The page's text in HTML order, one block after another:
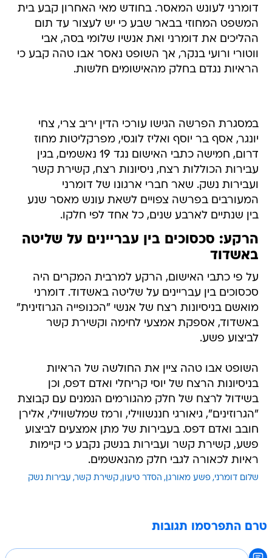
דומרני לעונש המאסר. בחודש מאי האחרון קבע בית
המשפט המחוזי בבאר שבע כי יש לעצור עד תום
ההליכים את דומרני ואת אנשיו שלומי בסה, אבי
ווטורי ורועי בנקר, אך השופט נאסר אבו טהה קבע כי
הראיות נגדם בחלק מהאישומים חלשות.
במסגרת הפרשה הגישו עורכי הדין יריב צרי, צחי
יונגר, אסף בר יוסף ואליז לוגסי, מפרקליטות מחוז
דרום, חמישה כתבי האישום נגד 19 נאשמים, בגין
עבירות הכוללות רצח, ניסיונות רצח, קשירת קשר
ועבירות נשק. שאר חברי ארגונו של דומרני
המעורבים בפרשה צפויים לשאת עונש מאסר שנע
בין שנתיים לארבע שנים, כל אחד לפי חלקו.
הרקע: סכסוכים בין עבריינים על שליטה
באשדוד
על פי כתבי האישום, הרקע למרבית המקרים היה
סכסוכים בין עבריינים על שליטה באשדוד. דומרני
מואשם בניסיונות רצח של אנשי "הכנופייה הגרוזינית"
באשדוד, אספקת אמצעי לחימה וקשירת קשר
לביצוע פשע.
השופט אבו טהה ציין את החולשה של הראיות
בניסיונות הרצח של יוסי קריחלי ואדם דפס, וכן
בשידול לרצח של חלק מהגורמים הנמנים עם קבוצת
"הגרוזינים", גיאורגי חננשווילי, ורמז שמלשווילי, אלירן
חובב ואדם דפס. בעבירות של מתן אמצעים לביצוע
פשע, קשירת קשר ועבירות בנשק נקבע כי קיימות
ראיות לכאורה לגבי חלק מהנאשמים.
שלום דומרני פשע מאורגן הסדר טיעון קשירת קשר עבירות נשק
טרם התפרסמו תגובות